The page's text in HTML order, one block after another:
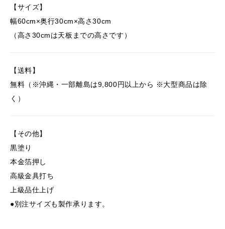
【サイズ】
幅60cm×奥行30cm×高さ30cm
（高さ30cmは天板までの高さです）
【送料】
無料（※沖縄・一部離島は9,800円以上から ※大型商品は除
く）
【その他】
黒塗り
本金箔押し
高級金具打ち
上級品仕上げ
●別注サイズも製作承ります。